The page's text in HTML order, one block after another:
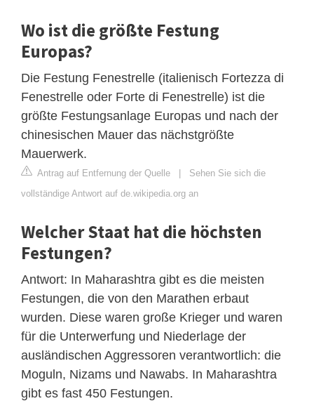
Wo ist die größte Festung
Europas?
Die Festung Fenestrelle (italienisch Fortezza di
Fenestrelle oder Forte di Fenestrelle) ist die
größte Festungsanlage Europas und nach der
chinesischen Mauer das nächstgrößte
Mauerwerk.
Antrag auf Entfernung der Quelle | Sehen Sie sich die
vollständige Antwort auf de.wikipedia.org an
Welcher Staat hat die höchsten
Festungen?
Antwort: In Maharashtra gibt es die meisten
Festungen, die von den Marathen erbaut
wurden. Diese waren große Krieger und waren
für die Unterwerfung und Niederlage der
ausländischen Aggressoren verantwortlich: die
Moguln, Nizams und Nawabs. In Maharashtra
gibt es fast 450 Festungen.